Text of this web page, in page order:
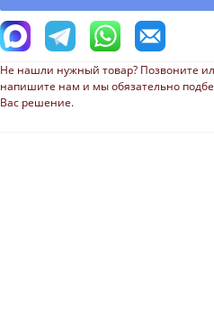
Не нашли нужный товар? Позвоните
напишите нам и мы обязательно
Вас решение.